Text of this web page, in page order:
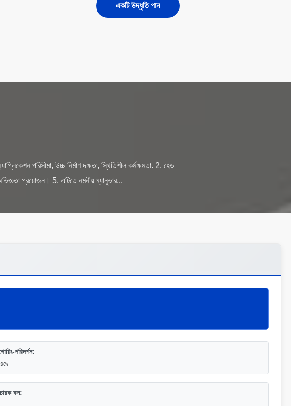
একটি উদ্ধৃতি পান
পরিসীমা, উচ্চ নির্মাণ দক্ষতা, স্থিতিশীল কর্মক্ষমতা. 2. হেড
পরিদর্শন:
বল: